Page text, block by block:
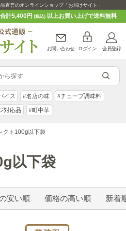
直営のオンラインショップ「お届けサイト」
計5,400円 (税込)以上お買い上げで送料無料
お問い合わせ ログイン 会員登録
イス #名店の味 #チューブ調味料
対応品 #町中華
クト100g以下袋
以下袋
安い順 価格の高い順 新着